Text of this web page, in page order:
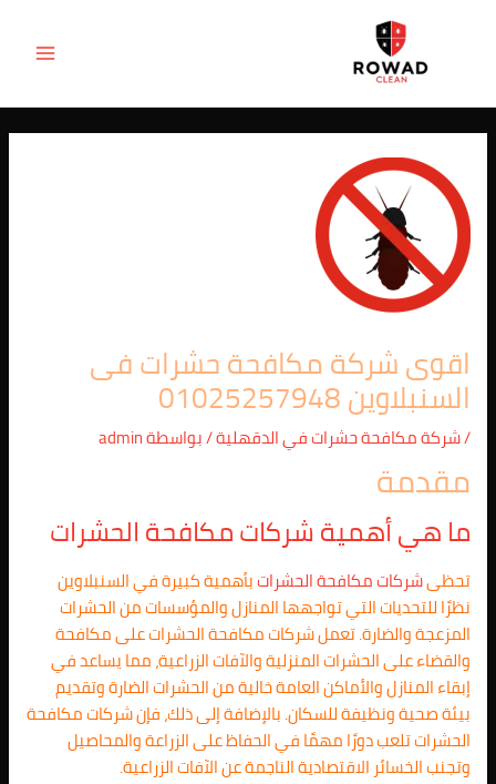
اقوى شركة مكافحة حشرات فى
السنبلاوين 01025257948
/شركة مكافحة حشرات في الدقهلية/ بواسطةadmin
مقدمة
ما هي أهمية شركات مكافحة الحشرات
تحظىشركات مكافحة الحشراتبأهمية كبيرة في السنبلاوين
نظرًا للتحديات التي تواجهها المنازل والمؤسسات من الحشرات
المزعجة والضارة. تعمل شركات مكافحة الحشرات على مكافحة
والقضاء على الحشرات المنزلية والآفات الزراعية، مما يساعد في
إبقاء المنازل والأماكن العامة خالية من الحشرات الضارة وتقديم
بيئة صحية ونظيفة للسكان. بالإضافة إلى ذلك، فإن شركات مكافحة
الحشرات تلعب دورًا مهمًا في الحفاظ على الزراعة والمحاصيل
وتجنب الخسائر الاقتصادية الناجمة عن الآفات الزراعية.